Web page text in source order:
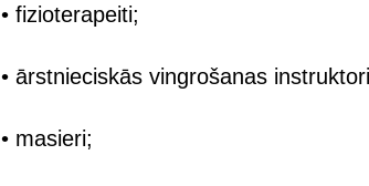
• fizioterapeiti;
• ārstnieciskās vingrošanas
• masieri;